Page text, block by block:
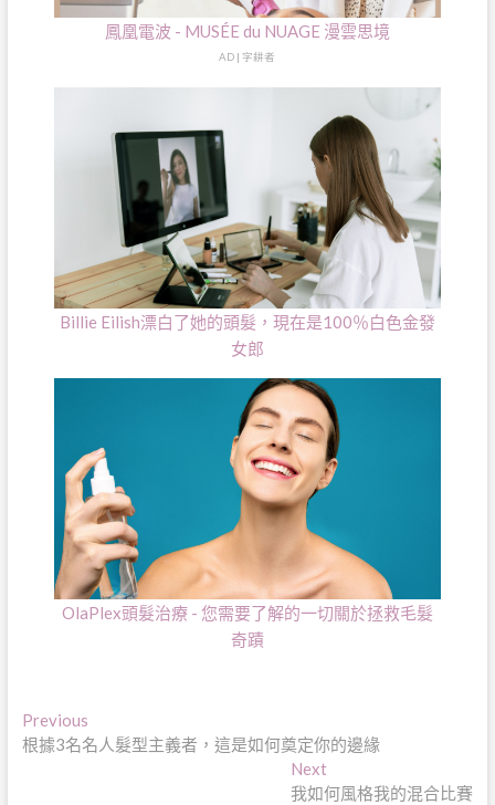
鳳凰電波 - MUSÉE du NUAGE 漫雲思境
AD | 字耕者
Billie Eilish漂白了她的頭髮，現在是100％白色金發
女郎
OlaPlex頭髮治療 - 您需要了解的一切關於拯救毛髮
奇蹟
文
章
PreviousPrevious
post:
根據3名名人髮型主義者，這是如何奠定你的邊緣
NextNext
post:
我如何風格我的混合比賽